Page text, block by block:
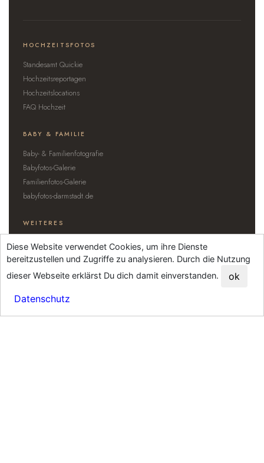
Diese Website verwendet Cookies, um ihre Dienste
bereitzustellen und Zugriffe zu analysieren. Durch die Nutzung
dieser Webseite erklärst Du dich damit einverstanden.
ok
Datenschutz
HOCHZEITSFOTOS
Standesamt Quickie
Hochzeitsreportagen
Hochzeitslocations
FAQ Hochzeit
BABY & FAMILIE
Baby- & Familienfotografie
Babyfotos-Galerie
Familienfotos-Galerie
babyfotos-darmstadt.de
WEITERES
JGA SPA & Wellness
Fotobox mieten
Businessfotos Frankfurt